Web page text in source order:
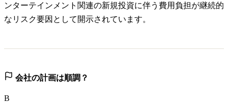
ンターテインメント関連の新規投資に伴う費用負担が継続的
なリスク要因として開示されています。
会社の計画は順調？
B